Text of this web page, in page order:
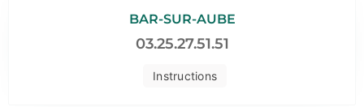
Instructions
BAR-SUR-AUBE
03.25.27.51.51